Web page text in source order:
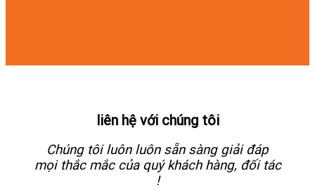
liên hệ với chúng tôi
Chúng tôi luôn luôn sẵn sàng giải đáp
mọi thắc mắc của quý khách hàng, đối tác
!